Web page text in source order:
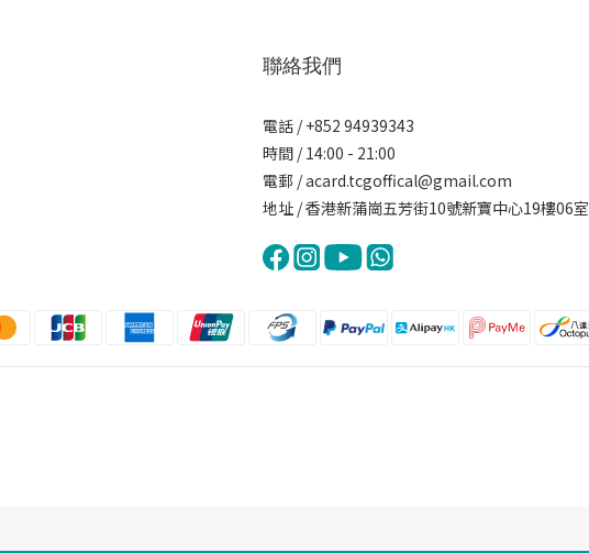
聯絡我們
電話 / +852 94939343
時間 / 14:00 - 21:00
電郵 / acard.tcgoffical@gmail.com
地址 / 香港新蒲崗五芳街10號新寶中心19樓06室